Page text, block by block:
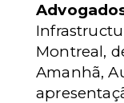
Montreal,
Amanhã,